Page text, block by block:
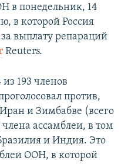
в понедельник, 14
в которой Россия
выплату репараций
Reuters.
193 членов
против,
и Зимбабве (всего
ассамблеи, в том
и Индия. Это
ООН, в которой